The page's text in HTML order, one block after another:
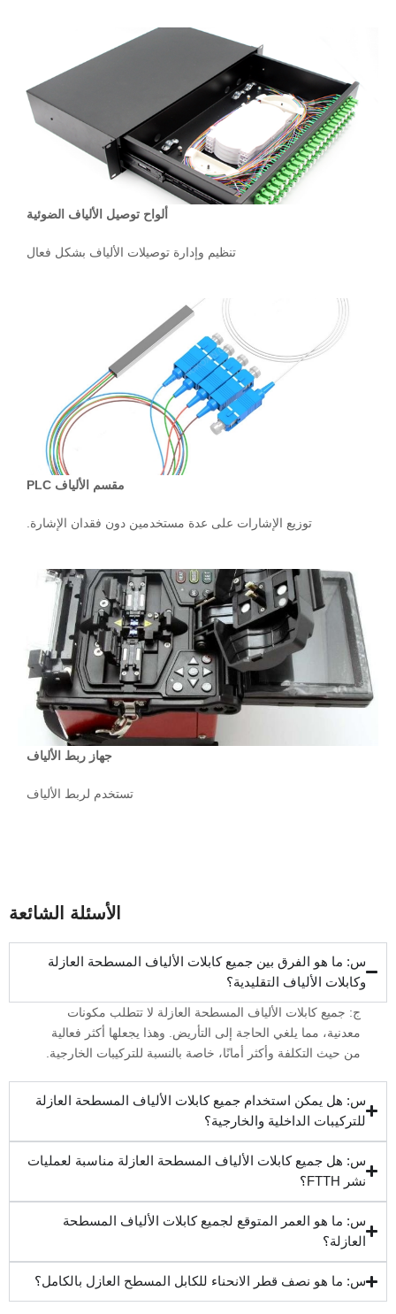
ألواح توصيل الألياف الضوئية
تنظيم وإدارة توصيلات الألياف بشكل فعال
مقسم الألياف PLC
توزيع الإشارات على عدة مستخدمين دون فقدان الإشارة.
جهاز ربط الألياف
تستخدم لربط الألياف
الأسئلة الشائعة
س: ما هو الفرق بين جميع كابلات الألياف المسطحة العازلة
وكابلات الألياف التقليدية؟
ج: جميع كابلات الألياف المسطحة العازلة لا تتطلب مكونات
معدنية، مما يلغي الحاجة إلى التأريض. وهذا يجعلها أكثر فعالية
من حيث التكلفة وأكثر أمانًا، خاصة بالنسبة للتركيبات الخارجية.
س: هل يمكن استخدام جميع كابلات الألياف المسطحة العازلة
للتركيبات الداخلية والخارجية؟
س: هل جميع كابلات الألياف المسطحة العازلة مناسبة لعمليات
نشر FTTH؟
س: ما هو العمر المتوقع لجميع كابلات الألياف المسطحة
العازلة؟
س: ما هو نصف قطر الانحناء للكابل المسطح العازل بالكامل؟